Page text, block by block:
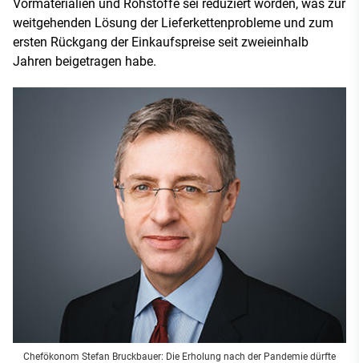
Vormaterialien und Rohstoffe sei reduziert worden, was zur
weitgehenden Lösung der Lieferkettenprobleme und zum
ersten Rückgang der Einkaufspreise seit zweieinhalb
Jahren beigetragen habe.
Chefökonom Stefan Bruckbauer: Die Erholung nach der Pandemie dürfte